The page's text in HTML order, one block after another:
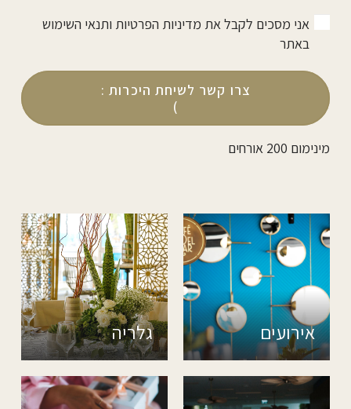
אני מסכים לקבל את מדיניות הפרטיות ותנאי השימוש
באתר
צרו קשר לשיחת היכרות :
)
מינימום 200 אורחים
אירועים גלריה